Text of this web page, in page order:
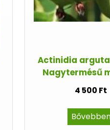
Actinidia
Nagytermésű
4 500 Ft